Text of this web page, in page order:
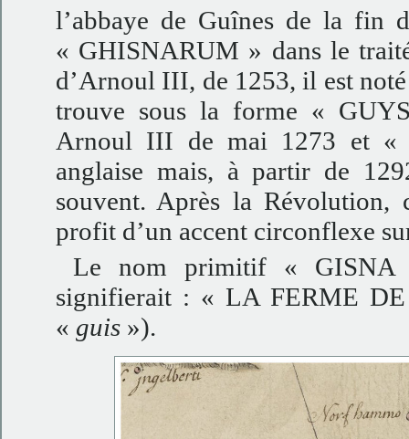
l’abbaye de Guînes de la fin
« GHISNARUM » dans le
d’Arnoul III, de 1253, il est
trouve sous la forme «
Arnoul III de mai 1273 et «
anglaise mais, à partir de
souvent. Après la
profit d’un accent circonflexe
Le nom primitif « GISNA
signifierait : « LA FERME
« guis »).